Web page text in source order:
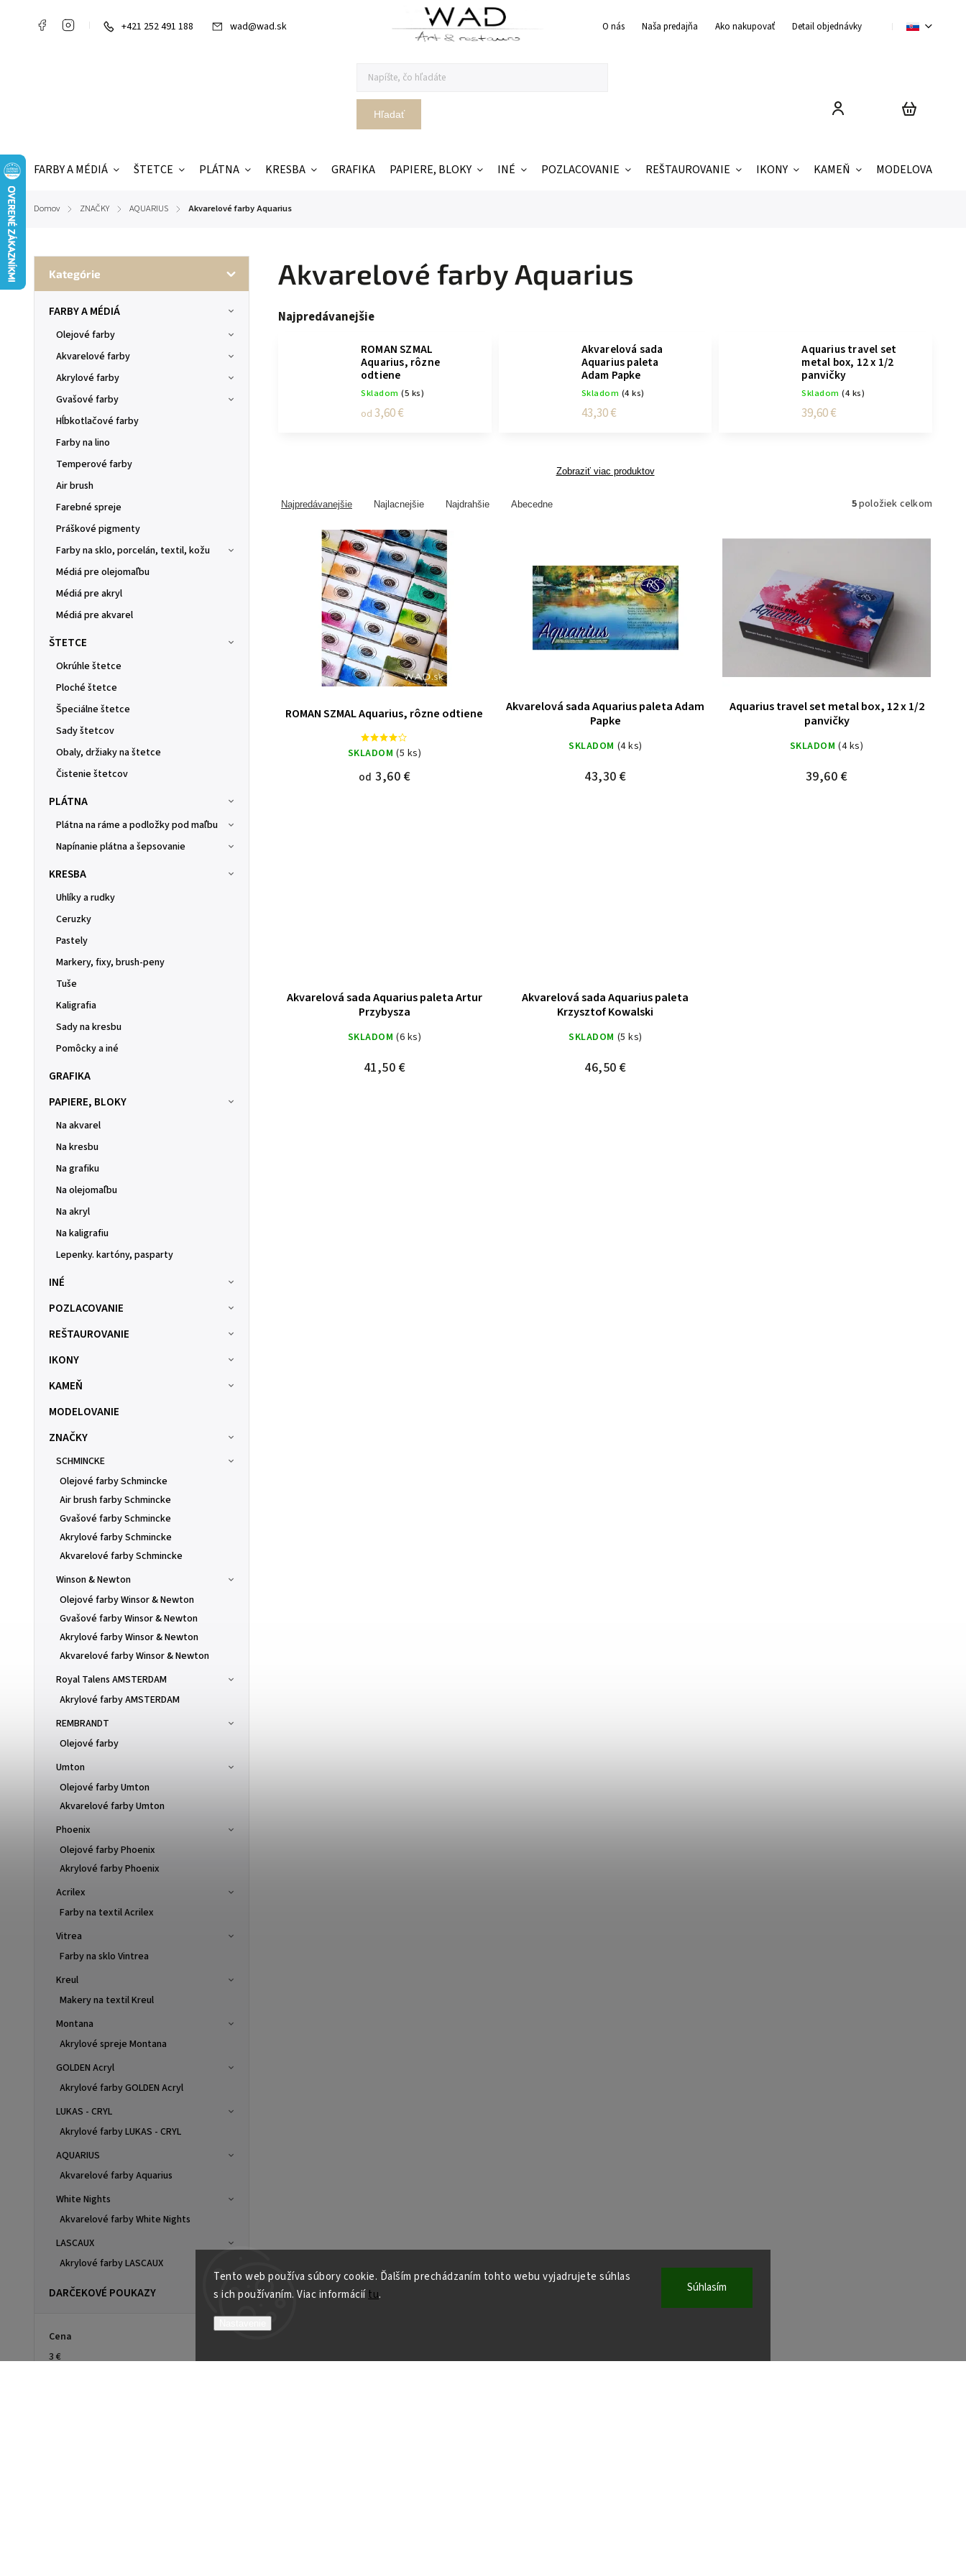
Tento web používa súbory cookie. Ďalším prechádzaním tohto webu vyjadrujete súhlas
s ich používaním. Viac informáciítu. Súhlasím
+421 252 491 188 wad@wad.sk O nás Naša predajňa Ako nakupovať Detail objednávky Obchodné podmienky
Hľadať
FARBY A MÉDIÁ ŠTETCE PLÁTNA KRESBA GRAFIKA PAPIERE, BLOKY INÉ POZLACOVANIE REŠTAUROVANIE IKONY KAMEŇ MODELOVANIE
Domov / ZNAČKY / AQUARIUS / Akvarelové farby Aquarius
Kategórie
FARBY A MÉDIÁ
Olejové farby
Akvarelové farby
Akrylové farby
Gvašové farby
Hĺbkotlačové farby
Farby na lino
Temperové farby
Air brush
Farebné spreje
Práškové pigmenty
Farby na sklo, porcelán, textil, kožu
Médiá pre olejomaľbu
Médiá pre akryl
Médiá pre akvarel
ŠTETCE
Okrúhle štetce
Ploché štetce
Špeciálne štetce
Sady štetcov
Obaly, držiaky na štetce
Čistenie štetcov
PLÁTNA
Plátna na ráme a podložky pod maľbu
Napínanie plátna a šepsovanie
KRESBA
Uhlíky a rudky
Ceruzky
Pastely
Markery, fixy, brush-peny
Tuše
Kaligrafia
Sady na kresbu
Pomôcky a iné
GRAFIKA
PAPIERE, BLOKY
Na akvarel
Na kresbu
Na grafiku
Na olejomaľbu
Na akryl
Na kaligrafiu
Lepenky. kartóny, pasparty
INÉ
POZLACOVANIE
REŠTAUROVANIE
IKONY
KAMEŇ
MODELOVANIE
ZNAČKY
SCHMINCKE
Olejové farby Schmincke
Air brush farby Schmincke
Gvašové farby Schmincke
Akrylové farby Schmincke
Akvarelové farby Schmincke
Winson & Newton
Olejové farby Winsor & Newton
Gvašové farby Winsor & Newton
Akrylové farby Winsor & Newton
Akvarelové farby Winsor & Newton
Royal Talens AMSTERDAM
Akrylové farby AMSTERDAM
REMBRANDT
Olejové farby
Umton
Olejové farby Umton
Akvarelové farby Umton
Phoenix
Olejové farby Phoenix
Akrylové farby Phoenix
Acrilex
Farby na textil Acrilex
Vitrea
Farby na sklo Vintrea
Kreul
Makery na textil Kreul
Montana
Akrylové spreje Montana
GOLDEN Acryl
Akrylové farby GOLDEN Acryl
LUKAS - CRYL
Akrylové farby LUKAS - CRYL
AQUARIUS
Akvarelové farby Aquarius
White Nights
Akvarelové farby White Nights
LASCAUX
Akrylové farby LASCAUX
DARČEKOVÉ POUKAZY
Cena
3 €
Akvarelové farby Aquarius
Najpredávanejšie
ROMAN SZMAL
Aquarius, rôzne
odtiene
Skladom (5 ks)
od 3,60 €
Akvarelová sada
Aquarius paleta
Adam Papke
Skladom (4 ks)
43,30 €
Aquarius travel set
metal box, 12 x 1/2
panvičky
Skladom(4 ks)
39,60 €
Zobraziť viac produktov
Najpredávanejšie Najlacnejšie Najdrahšie Abecedne 5položiek celkom
ROMAN SZMAL Aquarius, rôzne odtiene
SKLADOM (5 ks)
od 3,60 €
Akvarelová sada Aquarius paleta Adam
Papke
SKLADOM (4 ks)
43,30 €
Aquarius travel set metal box, 12 x 1/2
panvičky
SKLADOM (4 ks)
39,60 €
Akvarelová sada Aquarius paleta Artur
Przybysza
SKLADOM (6 ks)
41,50 €
Akvarelová sada Aquarius paleta
Krzysztof Kowalski
SKLADOM (5 ks)
46,50 €